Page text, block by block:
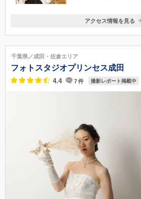
千葉県千葉市美浜区中瀬2-6-1WBGマリブイー
0120-945-906
アクセス情報を見る
千葉県／成田・佐倉エリア
フォトスタジオプリンセス成田
4.4 7件 撮影レポート掲載中